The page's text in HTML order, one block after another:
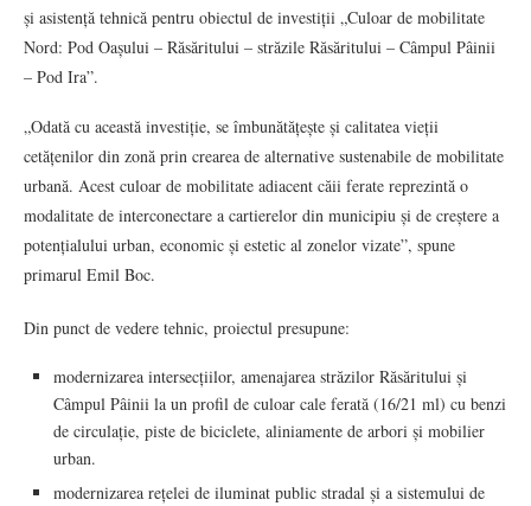
și asistență tehnică pentru obiectul de investiții „Culoar de mobilitate
Nord: Pod Oașului – Răsăritului – străzile Răsăritului – Câmpul Pâinii
– Pod Ira”.
„Odată cu această investiție, se îmbunătățește și calitatea vieții
cetățenilor din zonă prin crearea de alternative sustenabile de mobilitate
urbană. Acest culoar de mobilitate adiacent căii ferate reprezintă o
modalitate de interconectare a cartierelor din municipiu și de creștere a
potențialului urban, economic și estetic al zonelor vizate”, spune
primarul Emil Boc.
Din punct de vedere tehnic, proiectul presupune:
modernizarea intersecțiilor, amenajarea străzilor Răsăritului și
Câmpul Pâinii la un profil de culoar cale ferată (16/21 ml) cu benzi
de circulație, piste de biciclete, aliniamente de arbori și mobilier
urban.
modernizarea rețelei de iluminat public stradal și a sistemului de